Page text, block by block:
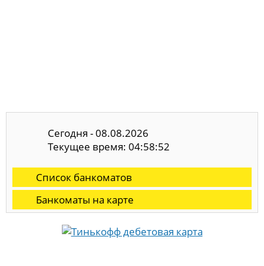
Сегодня - 08.08.2026
Текущее время: 04:58:53
Список банкоматов
Банкоматы на карте